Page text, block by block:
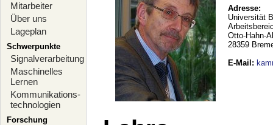
Mitarbeiter
Über uns
Lageplan
Schwerpunkte
Signalverarbeitung
Maschinelles
Lernen
Kommunikations-
technologien
Forschung
Adresse:
Universität
Otto-Hahn-
28359
E-Mail :